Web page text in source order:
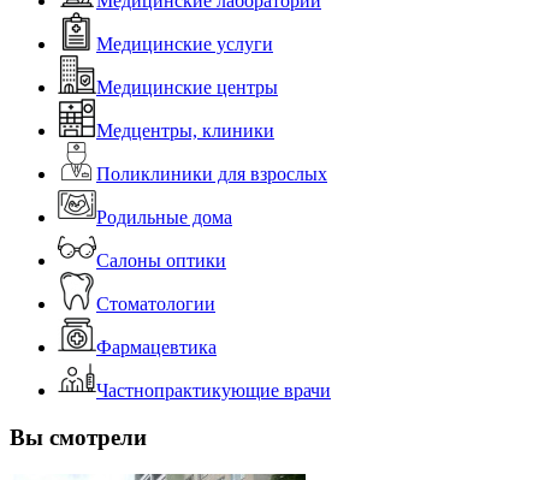
Медицинские услуги
Медицинские центры
Медцентры, клиники
Поликлиники для взрослых
Родильные дома
Салоны оптики
Стоматологии
Фармацевтика
Частнопрактикующие врачи
Вы смотрели